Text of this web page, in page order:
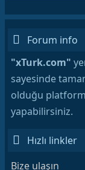
Forum info
"xTurk.com"
sayesinde
olduğu
yapabilirsiniz.
Hızlı linkler
Bize ulaşın